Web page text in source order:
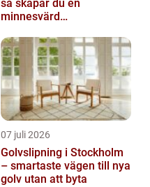
så skapar du en
minnesvärd
07 juli 2026
Golvslipning i Stockholm
– smartaste vägen till nya
golv utan att byta